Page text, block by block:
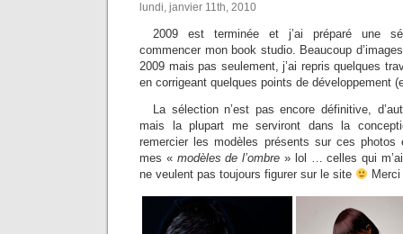
lundi, janvier 11th, 2010
2009 est terminée et j’ai préparé une
commencer mon book studio. Beaucoup
2009 mais pas seulement, j’ai repris quelques
en corrigeant quelques points de développement
La sélection n’est pas encore définitive,
mais la plupart me serviront dans la
remercier les modèles présents sur ces
mes « modèles de l’ombre » lol … celles qui
ne veulent pas toujours figurer sur le site